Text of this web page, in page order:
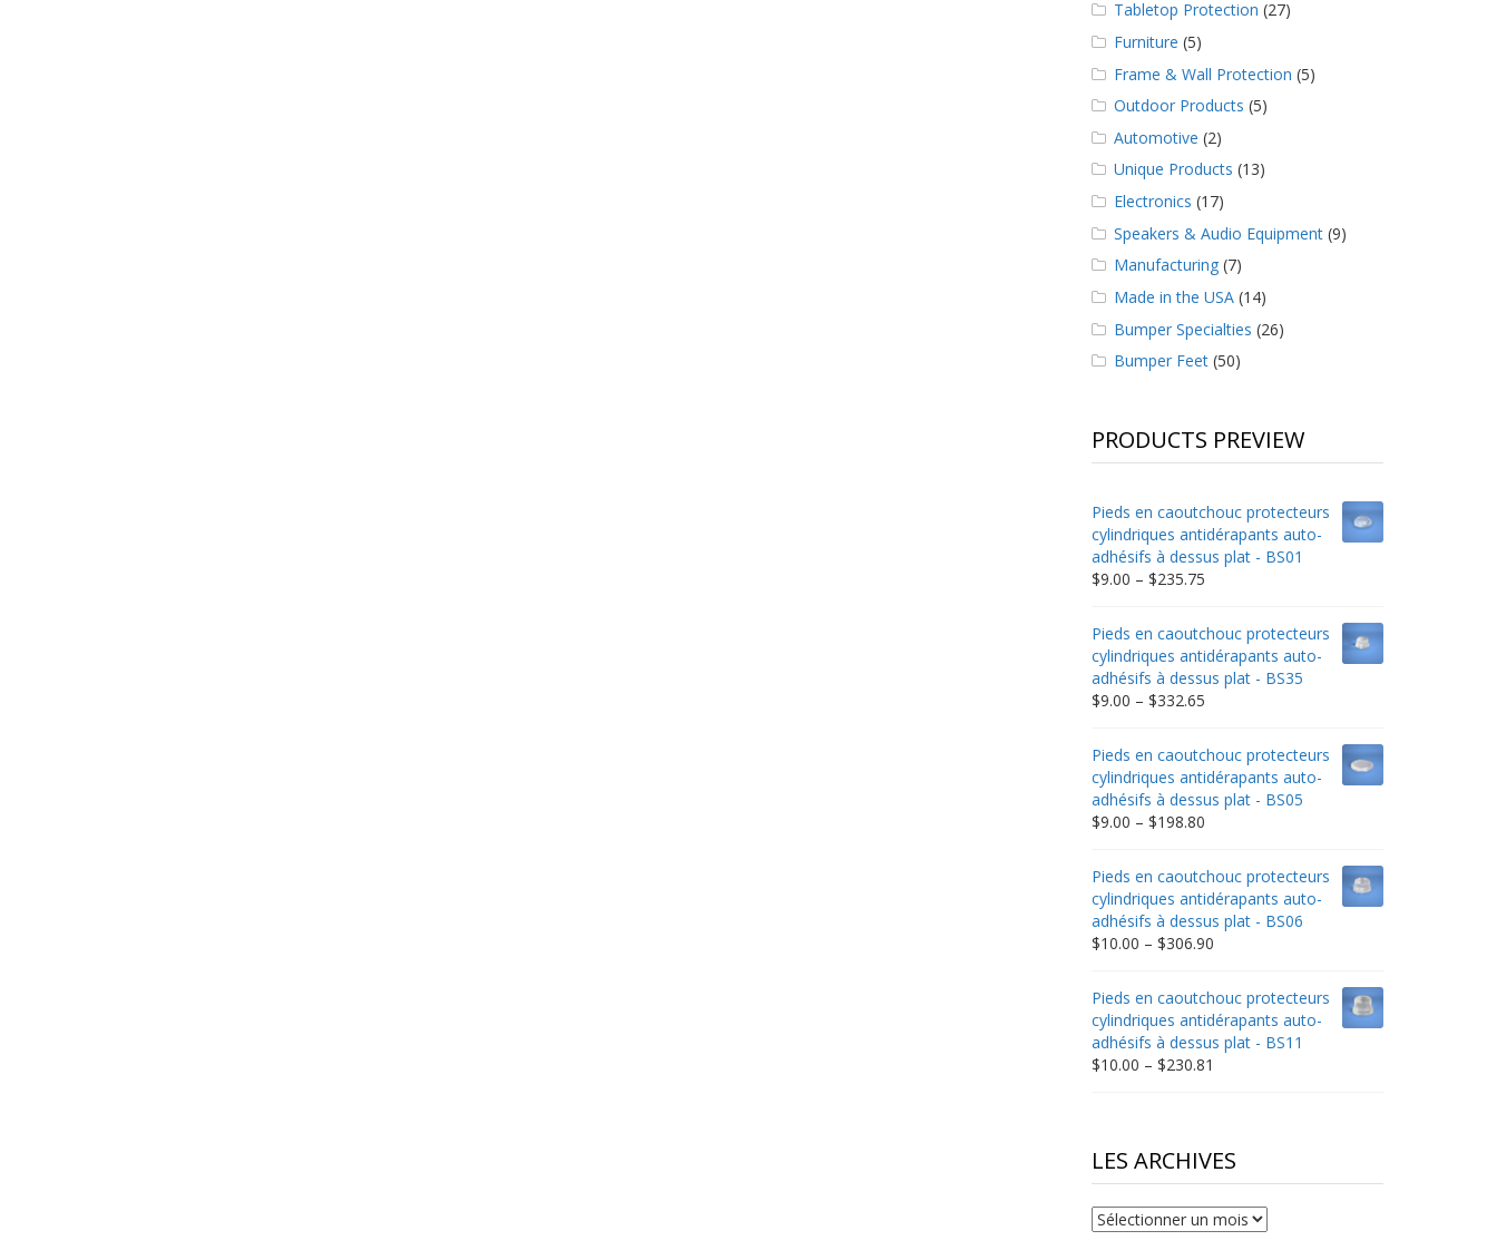
Tabletop Protection (27)
Furniture (5)
Frame & Wall Protection (5)
Outdoor Products (5)
Automotive (2)
Unique Products (13)
Electronics (17)
Speakers & Audio Equipment(9)
Manufacturing(7)
Made in the USA(14)
Bumper Specialties (26)
Bumper Feet(50)
PRODUCTS PREVIEW
Pieds en caoutchouc protecteurs
cylindriques antidérapants auto-
adhésifs à dessus plat - BS01
$9.00 – $235.75Price
$9.00
through
$235.75
Pieds en caoutchouc protecteurs
cylindriques antidérapants auto-
adhésifs à dessus plat - BS35
$9.00 – $332.65Price
$9.00
through
$332.65
Pieds en caoutchouc protecteurs
cylindriques antidérapants auto-
adhésifs à dessus plat - BS05
$9.00 – $198.80Price
$9.00
through
$198.80
Pieds en caoutchouc protecteurs
cylindriques antidérapants auto-
adhésifs à dessus plat - BS06
$10.00 – $306.90Price
through
$306.90
Pieds en caoutchouc protecteurs
cylindriques antidérapants auto-
adhésifs à dessus plat - BS11
$10.00 – $230.81
$230.81
LES ARCHIVES
Les
archives